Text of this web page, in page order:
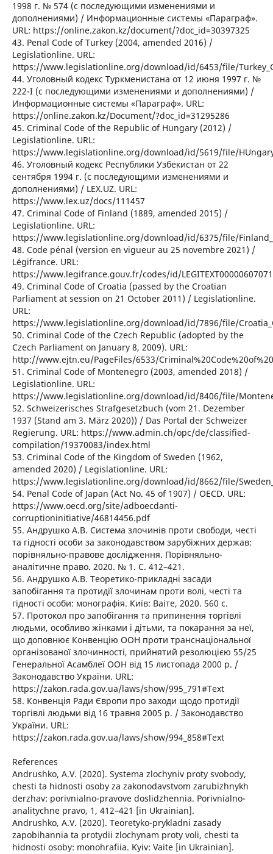
1998 г. № 574 (с последующими изменениями и
дополнениями) / Информационные системы «Параграф».
URL: https://online.zakon.kz/document/?doc_id=30397325
43. Penal Code of Turkey (2004, amended 2016) /
Legislationline. URL:
https://www.legislationline.org/download/id/6453/file/
44. Уголовный кодекс Туркменистана от 12 июня 1997 г. №
222-I (с последующими изменениями и дополнениями) /
Информационные системы «Параграф». URL:
https://online.zakon.kz/Document/?doc_id=31295286
45. Criminal Code of the Republic of Hungary (2012) /
Legislationline. URL:
https://www.legislationline.org/download/id/5619/file/
46. Уголовный кодекс Республики Узбекистан от 22
сентября 1994 г. (с последующими изменениями и
дополнениями) / LEX.UZ. URL:
https://www.lex.uz/docs/111457
47. Criminal Code of Finland (1889, amended 2015) /
Legislationline. URL:
https://www.legislationline.org/download/id/6375/file/
48. Code pénal (version en vigueur au 25 novembre 2021) /
Légifrance. URL:
https://www.legifrance.gouv.fr/codes/id/
49. Criminal Code of Croatia (passed by the Croatian
Parliament at session on 21 October 2011) / Legislationline.
URL:
https://www.legislationline.org/download/id/7896/file/
50. Criminal Code of the Czech Republic (adopted by the
Czech Parliament on January 8, 2009). URL:
http://www.ejtn.eu/PageFiles/6533/
51. Criminal Code of Montenegro (2003, amended 2018) /
Legislationline. URL:
https://www.legislationline.org/download/id/8406/file/
52. Schweizerisches Strafgesetzbuch (vom 21. Dezember
1937 (Stand am 3. März 2020)) / Das Portal der Schweizer
Regierung. URL: https://www.admin.ch/opc/de/classified-
compilation/19370083/index.html
53. Criminal Code of the Kingdom of Sweden (1962,
amended 2020) / Legislationline. URL:
https://www.legislationline.org/download/id/8662/file/
54. Penal Code of Japan (Act No. 45 of 1907) / OECD. URL:
https://www.oecd.org/site/adboecdanti-
corruptioninitiative/46814456.pdf
55. Андрушко А.В. Система злочинів проти свободи, честі
та гідності особи за законодавством зарубіжних держав:
порівняльно-правове дослідження. Порівняльно-
аналітичне право. 2020. № 1. С. 412–421.
56. Андрушко А.В. Теоретико-прикладні засади
запобігання та протидії злочинам проти волі, честі та
гідності особи: монографія. Київ: Ваіте, 2020. 560 с.
57. Протокол про запобігання та припинення торгівлі
людьми, особливо жінками і дітьми, та покарання за неї,
що доповнює Конвенцію ООН проти транснаціональної
організованої злочинності, прийнятий резолюцією 55/25
Генеральної Асамблеї ООН від 15 листопада 2000 р. /
Законодавство України. URL:
https://zakon.rada.gov.ua/laws/show/995_791#Text
58. Конвенція Ради Європи про заходи щодо протидії
торгівлі людьми від 16 травня 2005 р. / Законодавство
України. URL:
https://zakon.rada.gov.ua/laws/show/994_858#Text
References
Andrushko, A.V. (2020). Systema zlochyniv proty svobody,
chesti ta hidnosti osoby za zakonodavstvom zarubizhnykh
derzhav: porivnialno-pravove doslidzhennia. Porivnialno-
analitychne pravo, 1, 412–421 [in Ukrainian].
Andrushko, A.V. (2020). Teoretyko-prykladni zasady
zapobihannia ta protydii zlochynam proty voli, chesti ta
hidnosti osoby: monohrafiia. Kyiv: Vaite [in Ukrainian].